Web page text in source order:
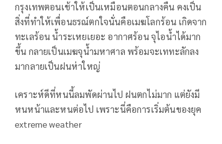
กรุงเทพตอนเช้าให้เป็นเหมือนตอนกลางคืน คงเป็น
สิ่งที่ทำให้เพื่อนธรณ์ตกใจนั่นคือเมฆโลกร้อน เกิดจาก
ทะเลร้อน น้ำระเหยเยอะ อากาศร้อน จุไอน้ำได้มาก
ขึ้น กลายเป็นเมฆจุน้ำมหาศาล พร้อมจะเททะลักลง
มากลายเป็นฝนห่าใหญ่
เคราะห์ดีที่หนนี้ลมพัดผ่านไป ฝนตกไม่มาก แต่ยังมี
หนหน้าและหนต่อไป เพราะนี่คือการเริ่มต้นของยุค
extreme weather